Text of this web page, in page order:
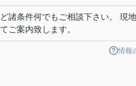
諸条件何でもご相談下さい。 現
ご案内致します。
情報